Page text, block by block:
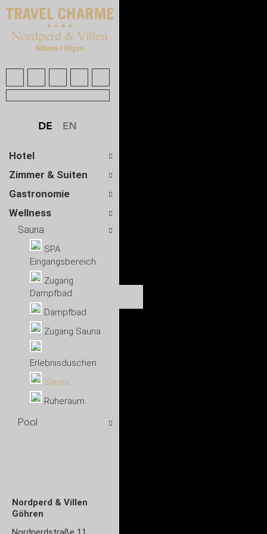
Hotel
Zimmer & Suiten
Gastronomie
Wellness
Sauna
SPA
Eingangsbereich
Zugang
Dampfbad
Dampfbad
Zugang Sauna
Erlebnisduschen
Sauna
Ruheraum
Pool
Nordperd & Villen
Göhren